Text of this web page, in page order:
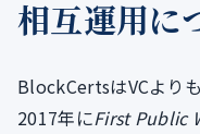
相互運用に
BlockCertsはVCより
2017年にFirst Public